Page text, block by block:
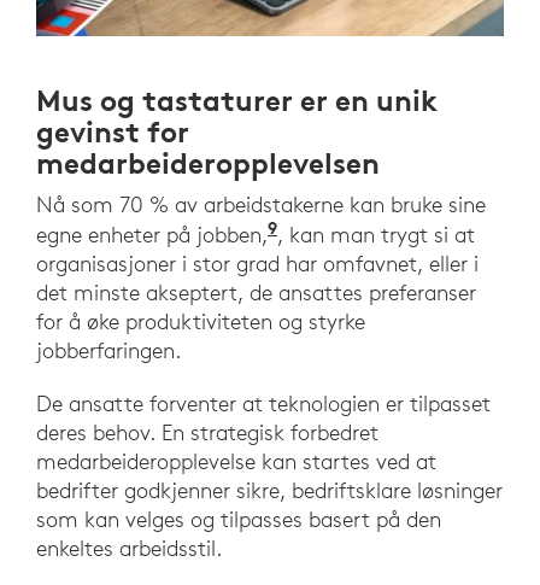
Mus og tastaturer er en unik
gevinst for
medarbeideropplevelsen
Nå som 70 % av arbeidstakerne kan bruke sine
egne enheter på jobben,9«Bruk dine egne
, kan man trygt si at
organisasjoner i stor grad har omfavnet, eller i
det minste akseptert, de ansattes preferanser
for å øke produktiviteten og styrke
jobberfaringen.
De ansatte forventer at teknologien er tilpasset
deres behov. En strategisk forbedret
medarbeideropplevelse kan startes ved at
bedrifter godkjenner sikre, bedriftsklare løsninger
som kan velges og tilpasses basert på den
enkeltes arbeidsstil.